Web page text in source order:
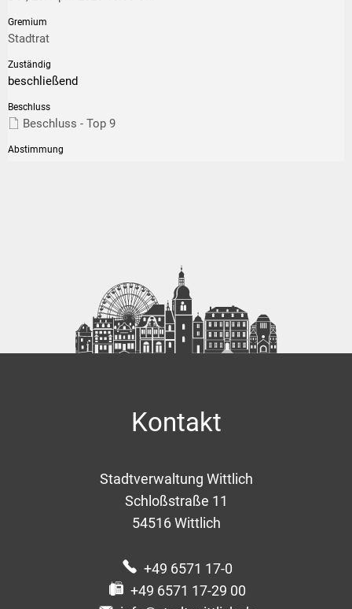
Stadtrat
beschließend
Beschluss - Top 9
Kontakt
Stadtverwaltung Wittlich
Schloßstraße 11
54516 Wittlich
+49 6571 17-0
+49 6571 17-29 00